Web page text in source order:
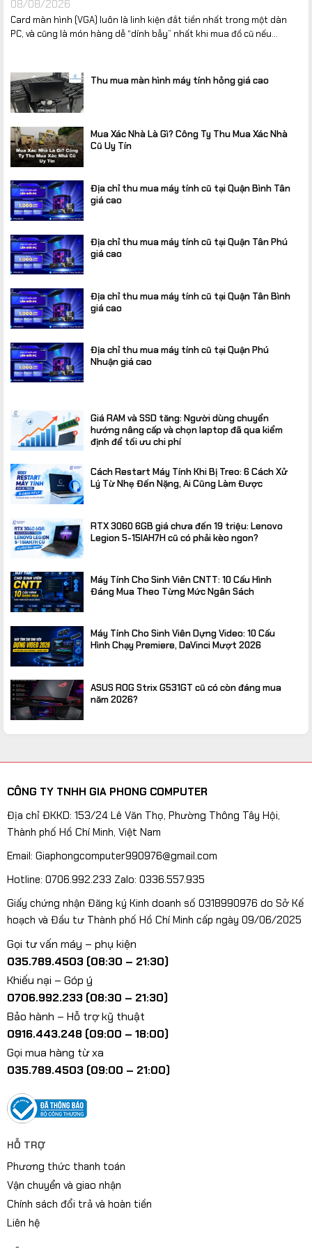
ràng
Giá cả cạnh tranh , thường xuyên khuyến mãi hấp dẫn
Đội ngũ kỹ thuật viên
lắp máy chuyên sâu – test game
kỹ lưỡngtrước khi giao
phù hợp nhất!
08/08/2026
Card màn hình (VGA) luôn là linh kiện đắt tiền nhất trong một dàn
PC, và cũng là món hàng dễ “dính bẫy” nhất khi mua đồ cũ nếu...
Thu mua màn hình máy tính hỏng giá cao
Mua Xác Nhà Là Gì? Công Ty Thu Mua Xác Nhà
Cũ Uy Tín
Địa chỉ thu mua máy tính cũ tại Quận Bình Tân
giá cao
Địa chỉ thu mua máy tính cũ tại Quận Tân Phú
giá cao
Địa chỉ thu mua máy tính cũ tại Quận Tân Bình
giá cao
Địa chỉ thu mua máy tính cũ tại Quận Phú
Nhuận giá cao
Giá RAM và SSD tăng: Người dùng chuyển
hướng nâng cấp và chọn laptop đã qua kiểm
định để tối ưu chi phí
Cách Restart Máy Tính Khi Bị Treo: 6 Cách Xử
Lý Từ Nhẹ Đến Nặng, Ai Cũng Làm Được
RTX 3060 6GB giá chưa đến 19 triệu: Lenovo
Legion 5-15IAH7H cũ có phải kèo ngon?
Máy Tính Cho Sinh Viên CNTT: 10 Cấu Hình
Đáng Mua Theo Từng Mức Ngân Sách
Máy Tính Cho Sinh Viên Dựng Video: 10 Cấu
Hình Chạy Premiere, DaVinci Mượt 2026
ASUS ROG Strix G531GT cũ có còn đáng mua
năm 2026?
CÔNG TY TNHH GIA PHONG COMPUTER
Địa chỉ ĐKKD: 153/24 Lê Văn Thọ, Phường Thông Tây Hội,
Thành phố Hồ Chí Minh, Việt Nam
Email: Giaphongcomputer990976@gmail.com
Hotline: 0706.992.233 Zalo: 0336.557.935
Giấy chứng nhận Đăng ký Kinh doanh số 0318990976 do Sở Kế
hoạch và Đầu tư Thành phố Hồ Chí Minh cấp ngày 09/06/2025
Gọi tư vấn máy – phụ kiện
035.789.4503 (08:30 – 21:30)
Khiếu nại – Góp ý
0706.992.233 (08:30 – 21:30)
Bảo hành – Hỗ trợ kỹ thuật
0916.443.248 (09:00 – 18:00)
Gọi mua hàng từ xa
035.789.4503 (09:00 – 21:00)
HỖ TRỢ
Phương thức thanh toán
Vận chuyển và giao nhận
Chính sách đổi trả và hoàn tiền
Liên hệ